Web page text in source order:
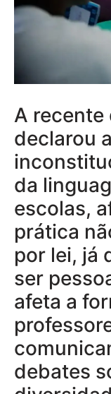
A recente
declarou a
da
escolas,
prática
por lei, já
ser
afeta a
debates